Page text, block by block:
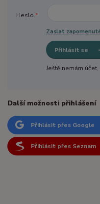
Heslo *
Zaslat
Přihlásit se
Ještě nemám účet,
Další možnosti přihlášení
Přihlásit přes Google
Přihlásit přes Seznam